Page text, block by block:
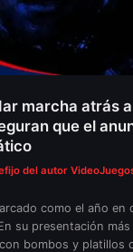
marcha atrás
que el
del autor
como el año en
su presentación
bombos y platillos